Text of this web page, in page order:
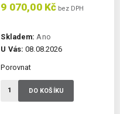
9 070,00 Kč bez DPH
Skladem: Ano
U Vás: 08.08.2026
Porovnat
DO KOŠÍKU